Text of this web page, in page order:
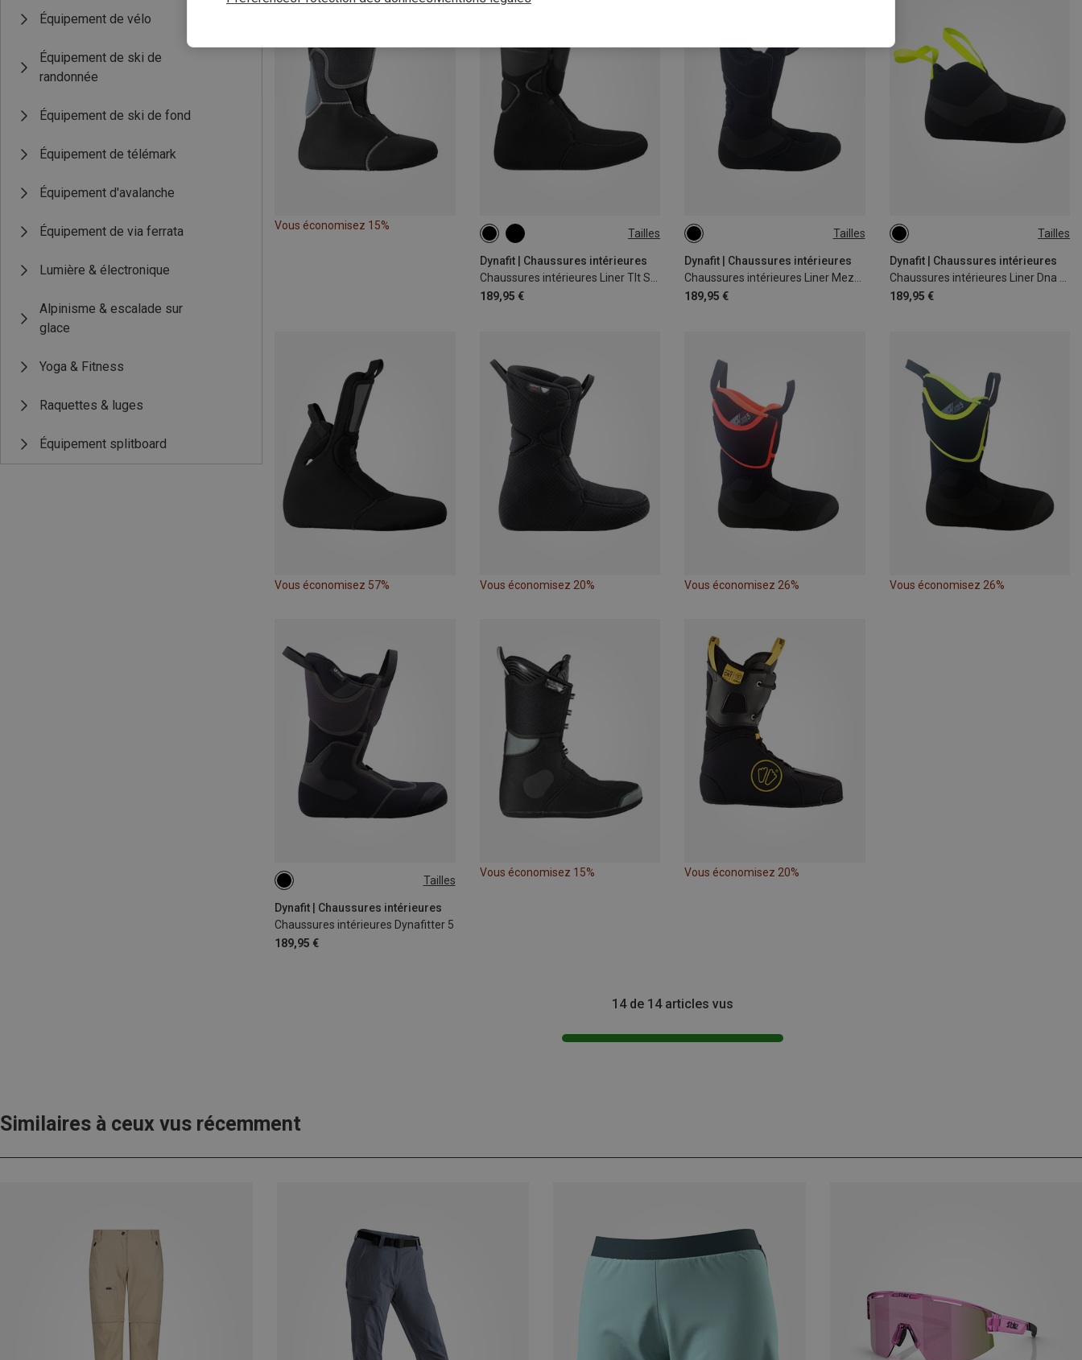
Équipement de vélo
Équipement de ski de
randonnée
Équipement de ski de fond
Équipement de télémark
Équipement d'avalanche
Équipement de via ferrata
Lumière & électronique
Alpinisme & escalade sur
glace
Yoga & Fitness
Raquettes & luges
Équipement splitboard
Vous économisez 15%
Tailles
Dynafit | Chaussures intérieures
189,95 €
36.5|37 39|39.5 Tailles
Dynafit | Chaussures intérieures
189,95 €
Tailles
Dynafit | Chaussures intérieures
189,95 €
Vous économisez 57% Vous économisez 20% Vous économisez 26% Vous économisez 26%
Tailles
Dynafit | Chaussures intérieures
Chaussures intérieures Dynafitter 5
189,95 €
Vous économisez 15% Vous économisez 20%
14 de 14 articles vus
Similaires à ceux vus récemment